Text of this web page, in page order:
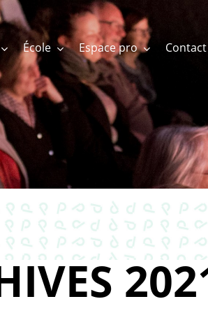
École Espace pro